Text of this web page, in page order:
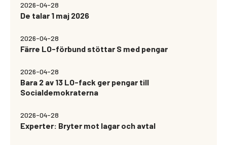
2026-04-28
De talar 1 maj 2026
2026-04-28
Färre LO-förbund stöttar S med pengar
2026-04-28
Bara 2 av 13 LO-fack ger pengar till
Socialdemokraterna
2026-04-28
Experter: Bryter mot lagar och avtal